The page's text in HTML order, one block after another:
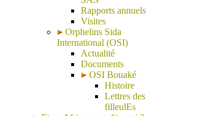
Rapports annuels
Visites
Orphelins Sida
International (OSI)
Actualité
Documents
OSI Bouaké
Histoire
Lettres des
filleulEs